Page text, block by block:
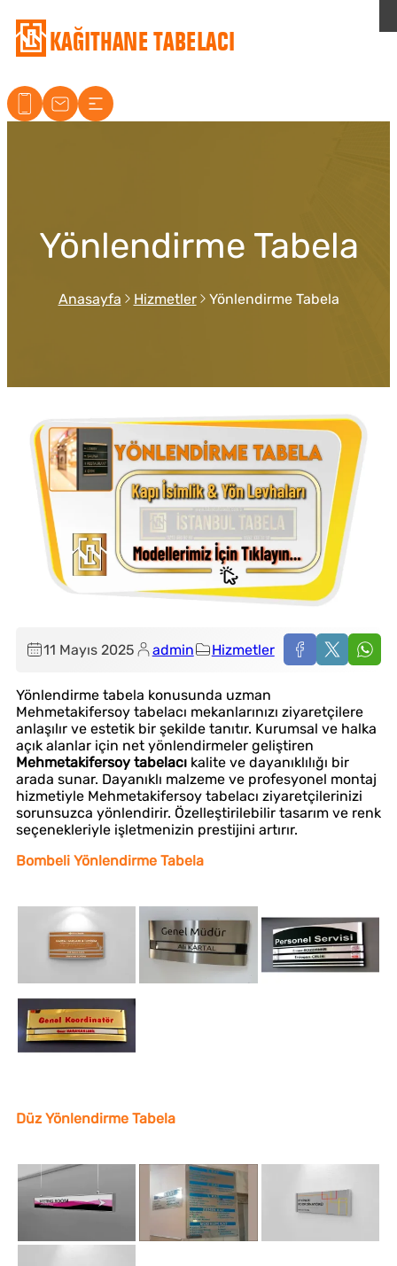
Yönlendirme Tabela
Anasayfa Hizmetler Yönlendirme Tabela
11 Mayıs 2025 admin Hizmetler
Yönlendirme tabela konusunda uzman
Mehmetakifersoy tabelacı mekanlarınızı ziyaretçilere
anlaşılır ve estetik bir şekilde tanıtır. Kurumsal ve halka
açık alanlar için net yönlendirmeler geliştiren
Mehmetakifersoy tabelacı kalite ve dayanıklılığı bir
arada sunar. Dayanıklı malzeme ve profesyonel montaj
hizmetiyle Mehmetakifersoy tabelacı ziyaretçilerinizi
sorunsuzca yönlendirir. Özelleştirilebilir tasarım ve renk
seçenekleriyle işletmenizin prestijini artırır.
Bombeli Yönlendirme Tabela
Düz Yönlendirme Tabela